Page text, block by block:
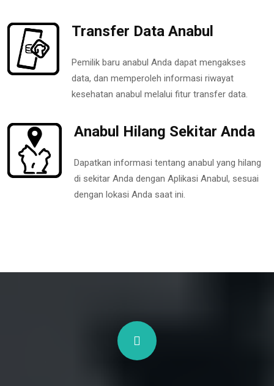
Transfer Data Anabul
Pemilik baru anabul Anda dapat mengakses
data, dan memperoleh informasi riwayat
kesehatan anabul melalui fitur transfer data.
Anabul Hilang Sekitar Anda
Dapatkan informasi tentang anabul yang hilang
di sekitar Anda dengan Aplikasi Anabul, sesuai
dengan lokasi Anda saat ini.